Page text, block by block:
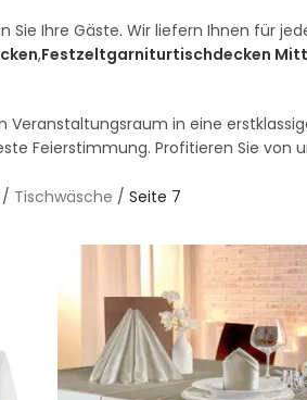
Sie Ihre Gäste. Wir liefern Ihnen für
,Festzeltgarniturtischdecken
Veranstaltungsraum in eine
Feierstimmung. Profitieren Sie
/ Tischwäsche / Seite 7